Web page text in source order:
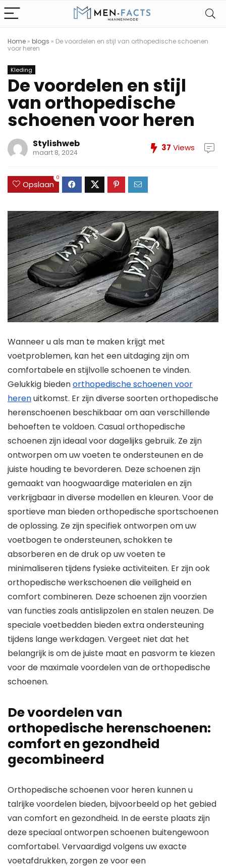
Home » blogs » De voordelen en stijl van orthopedische schoenen
voor heren
Kleding
De voordelen en stijl
van orthopedische
schoenen voor heren
Stylishweb
maart 8, 2024 37 Views
Opslaan
0
Wanneer u als man te maken krijgt met
voetproblemen, kan het een uitdaging zijn om
comfortabele en stijlvolle schoenen te vinden.
Gelukkig biedenorthopedische schoenen voor
herenuitkomst. Er zijn diverse soorten orthopedische
herenschoenen beschikbaar om aan verschillende
behoeften te voldoen. Casual orthopedische
schoenen zijn ideaal voor dagelijks gebruik. Ze zijn
ontworpen om uw voeten te ondersteunen en de
juiste houding te bevorderen. Deze schoenen zijn
gemaakt van hoogwaardige materialen en zijn
verkrijgbaar in diverse modellen en kleuren. Voor de
sportieve man bieden orthopedische sportschoenen
de oplossing. Ze zijn specifiek ontworpen om uw
voetbogen te ondersteunen, schokken te
absorberen en de druk op uw voeten te
minimaliseren tijdens fysieke activiteiten. Er zijn ook
orthopedische werkschoenen die veiligheid en
comfort combineren. Deze schoenen zijn voorzien
van functies zoals antislipzolen en stalen neuzen. De
speciale voetbedden bieden extra ondersteuning
tijdens lange werkdagen. Vergeet niet dat het
belangrijk is om de juiste maat en pasvorm te kiezen
voor de maximale voordelen van de orthopedische
schoenen.
De voordelen van
orthopedische herenschoenen:
comfort en gezondheid
gecombineerd
Orthopedische schoenen voor heren kunnen u
talrijke voordelen bieden, bijvoorbeeld op het gebied
van comfort en gezondheid. In de eerste plaats zijn
deze speciaal ontworpen schoenen buitengewoon
comfortabel. Vervaardigd volgens uw exacte
voetafdrukken, zorgen ze voor een